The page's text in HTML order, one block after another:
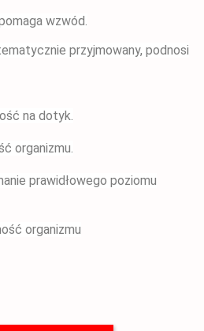
wzwód.
przyjmowany, podnosi
na dotyk.
organizmu.
prawidłowego poziomu
organizmu